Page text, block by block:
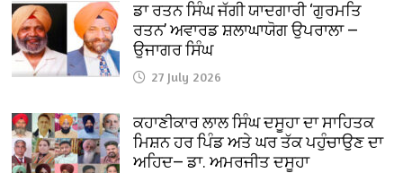
ਡਾ ਰਤਨ ਸਿੰਘ ਜੱਗੀ ਯਾਦਗਾਰੀ ‘ਗੁਰਮਤਿ
ਰਤਨ’ ਅਵਾਰਡ ਸ਼ਲਾਘਾਯੋਗ ਉਪਰਾਲਾ —
ਉਜਾਗਰ ਸਿੰਘ
27 July 2026
ਕਹਾਣੀਕਾਰ ਲਾਲ ਸਿੰਘ ਦਸੂਹਾ ਦਾ ਸਾਹਿਤਕ
ਮਿਸ਼ਨ ਹਰ ਪਿੰਡ ਅਤੇ ਘਰ ਤੱਕ ਪਹੁੰਚਾਉਣ ਦਾ
ਅਹਿਦ— ਡਾ. ਅਮਰਜੀਤ ਦਸੂਹਾ